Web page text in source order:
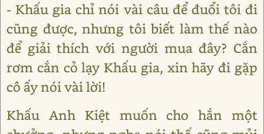
- Khấu gia chỉ nói vài câu để đuổi tôi đi
cũng được, nhưng tôi biết làm thế nào
để giải thích với người mua đây? Cắn
rơm cắn cỏ lạy Khấu gia, xin hãy đi gặp
cô ấy nói vài lời!
Khấu Anh Kiệt muốn cho hắn một